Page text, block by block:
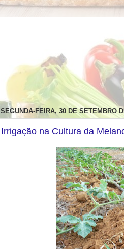
SEGUNDA-FEIRA, 30 DE SETEMBRO
Irrigação na Cultura da